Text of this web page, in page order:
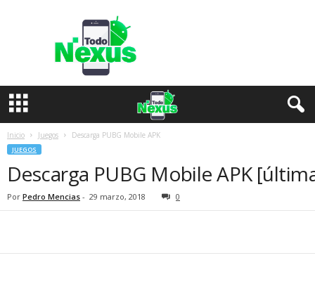
e
Inicio Juegos Descarga PUBG Mobile APK
JUEGOS
Descarga PUBG Mobile APK
Por Pedro Mencias - 29 marzo, 2018 0